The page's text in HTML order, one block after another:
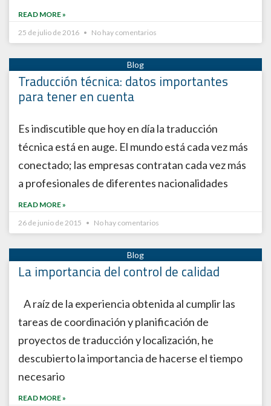
READ MORE »
25 de julio de 2016
No hay comentarios
Traducción técnica: datos importantes
para tener en cuenta
Es indiscutible que hoy en día la traducción
técnica está en auge. El mundo está cada vez más
conectado; las empresas contratan cada vez más
a profesionales de diferentes nacionalidades
READ MORE »
26 de junio de 2015
No hay comentarios
La importancia del control de calidad
A raíz de la experiencia obtenida al cumplir las
tareas de coordinación y planificación de
proyectos de traducción y localización, he
descubierto la importancia de hacerse el tiempo
necesario
READ MORE »